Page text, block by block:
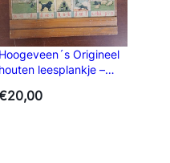
Hoogeveen´s Origineel
houten leesplankje –
20,00